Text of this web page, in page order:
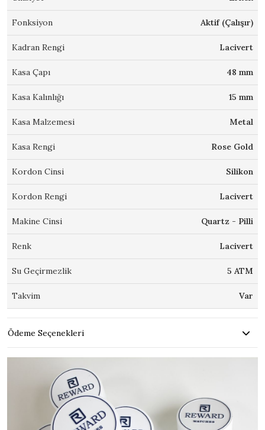
Fonksiyon Aktif (Çalışır)
Kadran Rengi Lacivert
Kasa Çapı 48 mm
Kasa Kalınlığı 15 mm
Kasa Malzemesi Metal
Kasa Rengi Rose Gold
Kordon Cinsi Silikon
Kordon Rengi Lacivert
Makine Cinsi Quartz - Pilli
Renk Lacivert
Su Geçirmezlik 5 ATM
Takvim Var
Ödeme Seçenekleri